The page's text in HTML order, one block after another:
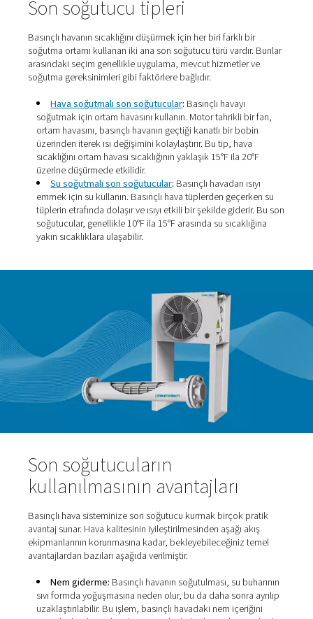
Son soğutucular, hava sıkıştırma işlemi sırasında üretilen
gideren mekanik ısı eşanjörleridir. Bu soğutma işlemi
hava sıcaklığını düşürmekle kalmaz, aynı zamanda
havada bulunan nemi yoğuşturarak aşağı akış
potansiyel sorunları önler.​
Son soğutucu tipleri
Basınçlı havanın sıcaklığını düşürmek için her biri farklı
soğutma ortamı kullanan iki ana son soğutucu türü
arasındaki seçim genellikle uygulama, mevcut
soğutma gereksinimleri gibi faktörlere bağlıdır.
soğutmak için ortam havasını kullanın. Motor tahrikli
ortam havasını, basınçlı havanın geçtiği kanatlı bir
üzerinden iterek ısı değişimini kolaylaştırır. Bu tip,
sıcaklığını ortam havası sıcaklığının yaklaşık 15°F ila
üzerine düşürmede etkilidir.
Su soğutmalı son soğutucular :Basınçlı havadan
emmek için su kullanın. Basınçlı hava tüplerden
tüplerin etrafında dolaşır ve ısıyı etkili bir şekilde
soğutucular, genellikle 10°F ila 15°F arasında su